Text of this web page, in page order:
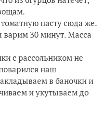
пасту сюда же.
варим 30 минут. Масса
с рассольником не
наш
в баночки и
и укутываем до